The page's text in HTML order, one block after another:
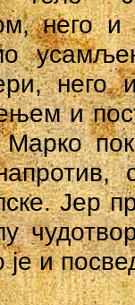
него
и
Јер
и